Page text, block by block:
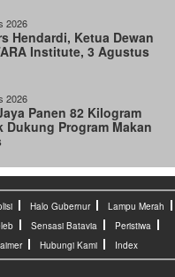
2026
Hendardi, Ketua Dewan
Institute, 3 Agustus
2026
Panen 82 Kilogram
Dukung Program Makan
Halo Gubernur
Lampu Merah
Sensasi Batavia
Peristiwa
Hubungi Kami Index